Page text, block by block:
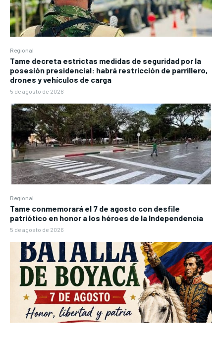
Regional
Tame decreta estrictas medidas de seguridad por la
posesión presidencial: habrá restricción de parrillero,
drones y vehículos de carga
5 de agosto de 2026
Regional
Tame conmemorará el 7 de agosto con desfile
patriótico en honor a los héroes de la Independencia
5 de agosto de 2026